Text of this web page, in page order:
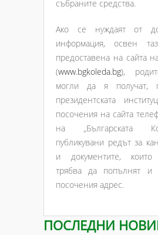
събраните средства.
Ако се нуждаят от
информация, освен
предоставена на сайта
(www.bgkoleda.bg),
могли да я получат,
президентската
посочения на сайта
на „Българската
публикувани редът за
и документите, които
трябва да попълнят и
посочения адрес.
ПОСЛЕДНИ